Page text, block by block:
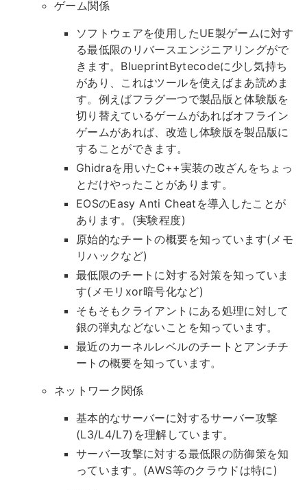
ゲーム関係
ソフトウェアを使用したUE製ゲームに対す
る最低限のリバースエンジニアリングがで
きます。BlueprintBytecodeに少し気持ち
があり、これはツールを使えばまあ読めま
す。例えばフラグ一つで製品版と体験版を
切り替えているゲームがあればオフライン
ゲームがあれば、改造し体験版を製品版に
することができます。
Ghidraを用いたC++実装の改ざんをちょっ
とだけやったことがあります。
EOSのEasy Anti Cheatを導入したことが
あります。(実験程度)
原始的なチートの概要を知っています(メモ
リハックなど)
最低限のチートに対する対策を知っていま
す(メモリxor暗号化など)
そもそもクライアントにある処理に対して
銀の弾丸などないことを知っています。
最近のカーネルレベルのチートとアンチチ
ートの概要を知っています。
ネットワーク関係
基本的なサーバーに対するサーバー攻撃
(L3/L4/L7)を理解しています。
サーバー攻撃に対する最低限の防御策を知
っています。(AWS等のクラウドは特に)